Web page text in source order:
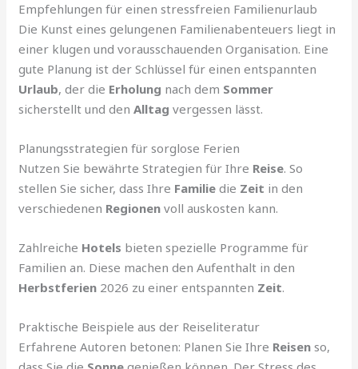
Empfehlungen für einen stressfreien Familienurlaub
Die Kunst eines gelungenen Familienabenteuers liegt in
einer klugen und vorausschauenden Organisation. Eine
gute Planung ist der Schlüssel für einen entspannten
Urlaub, der die Erholung nach dem Sommer
sicherstellt und denAlltag vergessen lässt.
Planungsstrategien für sorglose Ferien
Nutzen Sie bewährte Strategien für Ihre Reise. So
stellen Sie sicher, dass Ihre Familie die Zeit in den
verschiedenen Regionen voll auskosten kann.
Zahlreiche Hotels bieten spezielle Programme für
Familien an. Diese machen den Aufenthalt in den
Herbstferien 2026 zu einer entspannten Zeit.
Praktische Beispiele aus der Reiseliteratur
Erfahrene Autoren betonen: Planen Sie Ihre Reisen so,